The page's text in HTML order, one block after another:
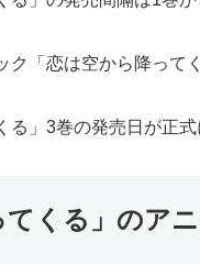
ク「恋は空から降っ
る」3巻の発売日が正
てくる」のア